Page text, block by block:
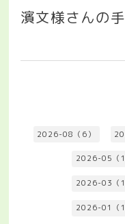
濱文様さんの
2026-08（6）
2026-05（
2026-03（
2026-01（